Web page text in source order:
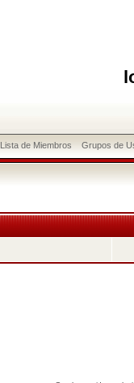
Lista de Miembros Grupos de